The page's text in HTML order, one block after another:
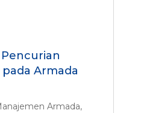
Armada
Armada,